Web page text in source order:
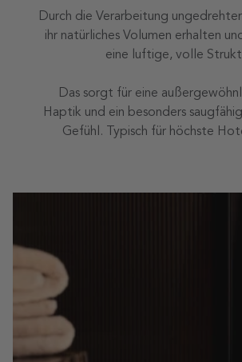
Durch die Verarbeitung
ihr natürliches Volumen erhalten
eine luftige, volle
Das sorgt für eine
Haptik und ein besonders
Gefühl. Typisch für höchste